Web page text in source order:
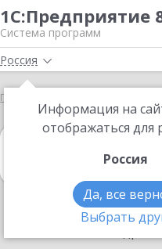
1С:Предприятие
Система программ
Россия
Информация на
отображаться для
Россия
Да, все
Выбрать
Главная 1С:Бухгалтерия
в